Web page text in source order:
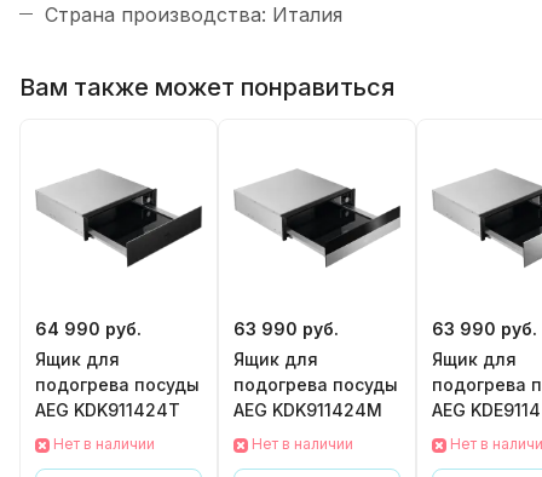
Страна производства: Италия
Вам также может понравиться
64 990 руб.
Ящик для
подогрева посуды
AEG KDK911424T
Нет в наличии
63 990 руб.
Ящик для
подогрева посуды
AEG KDK911424M
Нет в наличии
63 990 руб.
Ящик для
подогрева
AEG
Нет в